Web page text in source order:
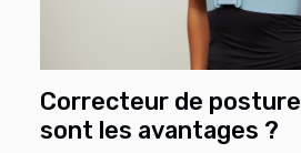
Correcteur de posture
sont les avantages ?